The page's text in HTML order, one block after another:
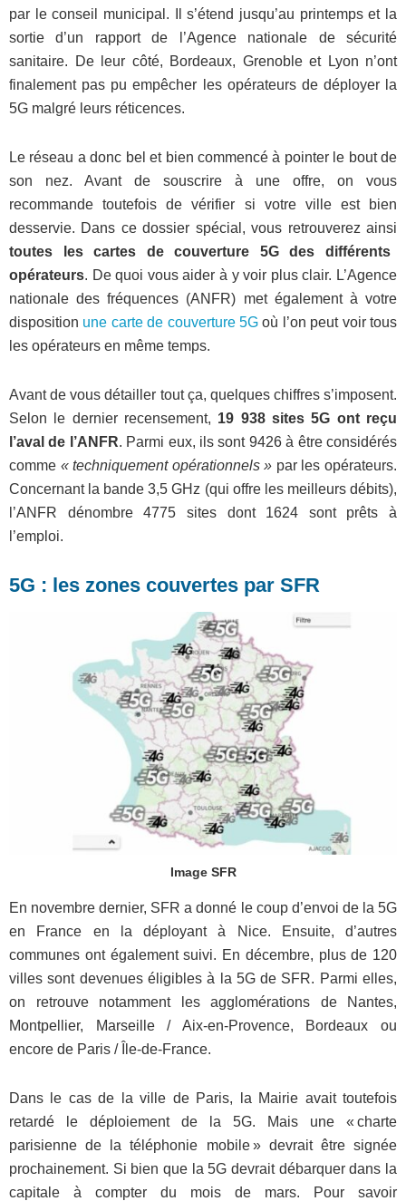
par le conseil municipal. Il s’étend jusqu’au printemps et la
sortie d’un rapport de l’Agence nationale de sécurité
sanitaire. De leur côté, Bordeaux, Grenoble et Lyon n’ont
finalement pas pu empêcher les opérateurs de déployer la
5G malgré leurs réticences.
Le réseau a donc bel et bien commencé à pointer le bout de
son nez. Avant de souscrire à une offre, on vous
recommande toutefois de vérifier si votre ville est bien
desservie. Dans ce dossier spécial, vous retrouverez ainsi
toutes les cartes de couverture 5G des différents
opérateurs. De quoi vous aider à y voir plus clair. L’Agence
nationale des fréquences (ANFR) met également à votre
disposition une carte de couverture 5G où l’on peut voir tous
les opérateurs en même temps.
Avant de vous détailler tout ça, quelques chiffres s’imposent.
Selon le dernier recensement, 19 938 sites 5G ont reçu
l’aval de l’ANFR. Parmi eux, ils sont 9426 à être considérés
comme « techniquement opérationnels » par les opérateurs.
Concernant la bande 3,5 GHz (qui offre les meilleurs débits),
l’ANFR dénombre 4775 sites dont 1624 sont prêts à
l’emploi.
5G : les zones couvertes par SFR
Image SFR
En novembre dernier, SFR a donné le coup d’envoi de la 5G
en France en la déployant à Nice. Ensuite, d’autres
communes ont également suivi. En décembre, plus de 120
villes sont devenues éligibles à la 5G de SFR. Parmi elles,
on retrouve notamment les agglomérations de Nantes,
Montpellier, Marseille / Aix-en-Provence, Bordeaux ou
encore de Paris / Île-de-France.
Dans le cas de la ville de Paris, la Mairie avait toutefois
retardé le déploiement de la 5G. Mais une « charte
parisienne de la téléphonie mobile » devrait être signée
prochainement. Si bien que la 5G devrait débarquer dans la
capitale à compter du mois de mars. Pour savoir